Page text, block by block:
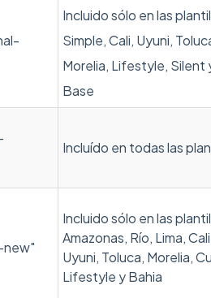
Incluido sólo en las
Simple, Cali, Uyuni,
Morelia, Lifestyle, Silent
Base
Incluído en todas las
Incluido sólo en las
Amazonas, Río, Lima,
Uyuni, Toluca, Morelia,
Lifestyle y Bahia